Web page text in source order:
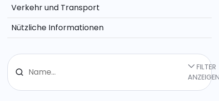
FILTER
Verkehr und Transport
Nützliche Informationen